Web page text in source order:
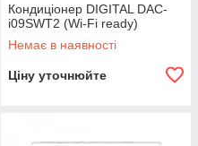
Кондиціонер DIGITAL DAC-
i09SWT2 (Wi-Fi ready)
Немає в наявності
Ціну уточнюйте